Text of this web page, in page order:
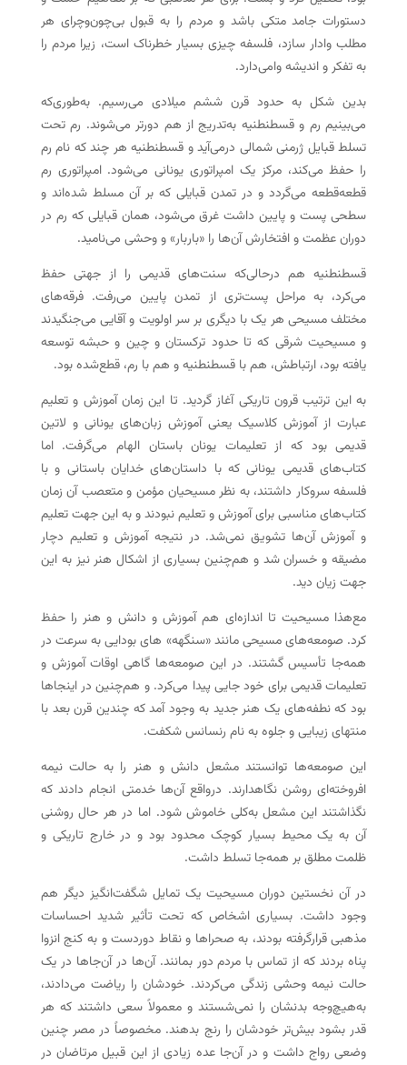
دستورات جامد متکی باشد و مردم را به قبول بی‌چون‌وچرای هر
مطلب وادار سازد، فلسفه چیزی بسیار خطرناک است، زیرا مردم را
به تفکر و اندیشه وامی‌دارد.
بدین شکل به حدود قرن ششم میلادی می‌رسیم. به‌طوری‌که
می‌بینیم رم و قسطنطنیه به‌تدریج از هم دورتر می‌شوند. رم تحت
تسلط قبایل ژرمنی شمالی درمی‌آید و قسطنطنیه هر چند که نام رم
را حفظ می‌کند، مرکز یک امپراتوری یونانی می‌شود. امپراتوری رم
قطعه‌قطعه می‌گردد و در تمدن قبایلی که بر آن مسلط شده‌اند و
سطحی پست و پایین داشت غرق می‌شود، همان قبایلی که رم در
دوران عظمت و افتخارش آن‌ها را «باربار» و وحشی می‌نامید.
قسطنطنیه هم درحالی‌که سنت‌های قدیمی را از جهتی حفظ
می‌کرد، به مراحل پست‌تری از تمدن پایین می‌رفت. فرقه‌های
مختلف مسیحی هر یک با دیگری بر سر اولویت و آقایی می‌جنگیدند
و مسیحیت شرقی که تا حدود ترکستان و چین و حبشه توسعه
یافته بود، ارتباطش، هم با قسطنطنیه و هم با رم، قطع‌شده بود.
به این ترتیب قرون تاریکی آغاز گردید. تا این زمان آموزش و تعلیم
عبارت از آموزش کلاسیک یعنی آموزش زبان‌های یونانی و لاتین
قدیمی بود که از تعلیمات یونان باستان الهام می‌گرفت. اما
کتاب‌های قدیمی یونانی که با داستان‌های خدایان باستانی و با
فلسفه سروکار داشتند، به نظر مسیحیان مؤمن و متعصب آن زمان
کتاب‌های مناسبی برای آموزش و تعلیم نبودند و به این جهت تعلیم
و آموزش آن‌ها تشویق نمی‌شد. در نتیجه آموزش و تعلیم دچار
مضیقه و خسران شد و هم‌چنین بسیاری از اشکال هنر نیز به این
جهت زیان دید.
مع‌هذا مسیحیت تا اندازه‌ای هم آموزش و دانش و هنر را حفظ
کرد. صومعه‌های مسیحی مانند «سنگهه» های بودایی به سرعت در
همه‌جا تأسیس گشتند. در این صومعه‌ها گاهی اوقات آموزش و
تعلیمات قدیمی برای خود جایی پیدا می‌کرد. و هم‌چنین در اینجاها
بود که نطفه‌های یک هنر جدید به وجود آمد که چندین قرن بعد با
منتهای زیبایی و جلوه به نام رنسانس شکفت.
این صومعه‌ها توانستند مشعل دانش و هنر را به حالت نیمه
افروخته‌ای روشن نگاهدارند. درواقع آن‌ها خدمتی انجام دادند که
نگذاشتند این مشعل به‌کلی خاموش شود. اما در هر حال روشنی
آن به یک محیط بسیار کوچک محدود بود و در خارج تاریکی و
ظلمت مطلق بر همه‌جا تسلط داشت.
در آن نخستین دوران مسیحیت یک تمایل شگفت‌انگیز دیگر هم
وجود داشت. بسیاری اشخاص که تحت تأثیر شدید احساسات
مذهبی قرارگرفته بودند، به صحراها و نقاط دوردست و به کنج انزوا
پناه بردند که از تماس با مردم دور بمانند. آن‌ها در آن‌جاها در یک
حالت نیمه وحشی زندگی می‌کردند. خودشان را ریاضت می‌دادند،
به‌هیچ‌وجه بدنشان را نمی‌شستند و معمولاً سعی داشتند که هر
قدر بشود بیش‌تر خودشان را رنج بدهند. مخصوصاً در مصر چنین
وضعی رواج داشت و در آن‌جا عده زیادی از این قبیل مرتاضان در